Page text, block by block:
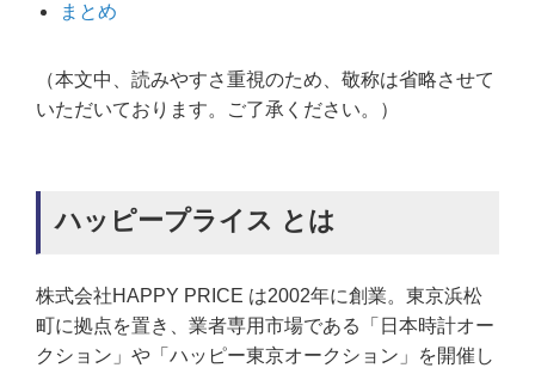
まとめ
（本文中、読みやすさ重視のため、敬称は省略させて
いただいております。ご了承ください。）
ハッピープライス とは
株式会社HAPPY PRICE は2002年に創業。東京浜松
町に拠点を置き、業者専用市場である「日本時計オー
クション」や「ハッピー東京オークション」を開催し